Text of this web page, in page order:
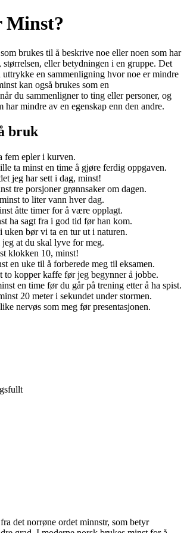
Minst?
brukes til å beskrive noe eller noen som har
størrelsen, eller betydningen i en gruppe. Det
uttrykke en sammenligning hvor noe er mindre
kan også brukes som en
du sammenligner to ting eller personer, og
har mindre av en egenskap enn den andre.
bruk
fem epler i kurven.
ta minst en time å gjøre ferdig oppgaven.
jeg har sett i dag, minst!
tre porsjoner grønnsaker om dagen.
to liter vann hver dag.
åtte timer for å være opplagt.
ha sagt fra i god tid før han kom.
uken bør vi ta en tur ut i naturen.
at du skal lyve for meg.
klokken 10, minst!
en uke til å forberede meg til eksamen.
to kopper kaffe før jeg begynner å jobbe.
en time før du går på trening etter å ha spist.
20 meter i sekundet under stormen.
nervøs som meg før presentasjonen.
det norrøne ordet minnstr, som betyr